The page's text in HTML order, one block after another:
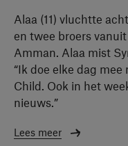
Alaa (11) vluchtte
en twee broers
Amman. Alaa mist
“Ik doe elke dag
Child. Ook in het
nieuws.”
Lees meer